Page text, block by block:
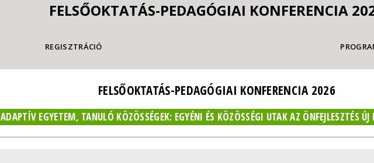
FELSŐOKTATÁS-PEDAGÓGIAI KONFERENCIA
REGISZTRÁCIÓ
FELSŐOKTATÁS-PEDAGÓGIAI KONFERENCIA 2026
ADAPTÍV EGYETEM, TANULÓ KÖZÖSSÉGEK: EGYÉNI ÉS KÖZÖSSÉGI UTAK AZ ÖNFEJLESZTÉS ÚJ